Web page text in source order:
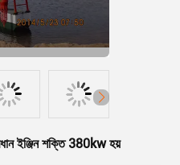
ইঞ্জিন শক্তি 380kw হয়